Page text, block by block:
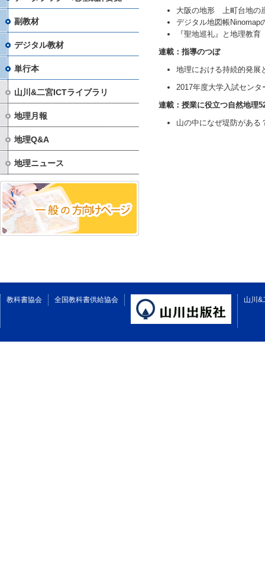
大阪の地形 上町台地の
デジタル地図帳
『聖地巡礼』と地理教
連載：指導のつぼ
地理における持続的発展
2017年度大学入試セン
連載：授業に役立つ自然地理
山の中になぜ堤防があ
副教材
デジタル教材
単行本
山川&二宮ICTライブラリ
地理月報
地理Q&A
地理ニュース
教科書協会 全国教科書供給協会 山川&